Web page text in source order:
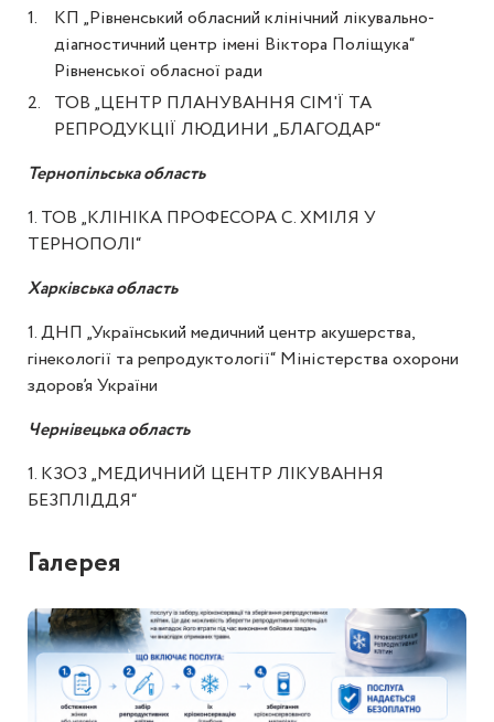
КП „Рівненський обласний клінічний лікувально-
діагностичний центр імені Віктора Поліщука“
Рівненської обласної ради
ТОВ „ЦЕНТР ПЛАНУВАННЯ СІМ'Ї ТА
РЕПРОДУКЦІЇ ЛЮДИНИ „БЛАГОДАР“
Тернопільська область
1. ТОВ „КЛІНІКА ПРОФЕСОРА С. ХМІЛЯ У
ТЕРНОПОЛІ“
Харківська область
1. ДНП „Український медичний центр акушерства,
гінекології та репродуктології“ Міністерства охорони
здоров’я України
Чернівецька область
1. КЗОЗ „МЕДИЧНИЙ ЦЕНТР ЛІКУВАННЯ
БЕЗПЛІДДЯ“
Галерея